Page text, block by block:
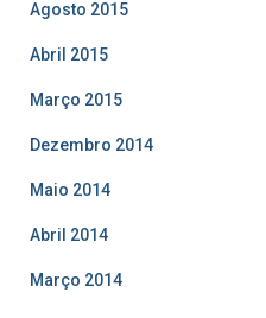
Agosto 2015
Abril 2015
Março 2015
Dezembro 2014
Maio 2014
Abril 2014
Março 2014